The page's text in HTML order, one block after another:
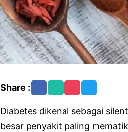
Share :
Diabetes dikenal sebagai
besar penyakit paling